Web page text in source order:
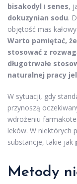
bisakodyl i senes,
dokuzynian sodu.
objętość mas
Warto pamiętać,
stosować z
długotrwałe
naturalnej pracy
W sytuacji, gdy
przynoszą
wdrożeniu
leków. W niektórych
substancje, takie jak
Metody